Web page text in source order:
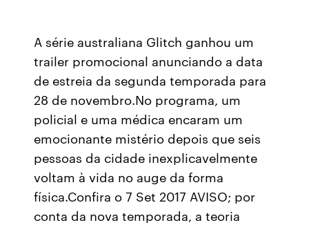
A série australiana Glitch ganhou um
trailer promocional anunciando a data
de estreia da segunda temporada para
28 de novembro.No programa, um
policial e uma médica encaram um
emocionante mistério depois que seis
pessoas da cidade inexplicavelmente
voltam à vida no auge da forma
física.Confira o 7 Set 2017 AVISO; por
conta da nova temporada, a teoria